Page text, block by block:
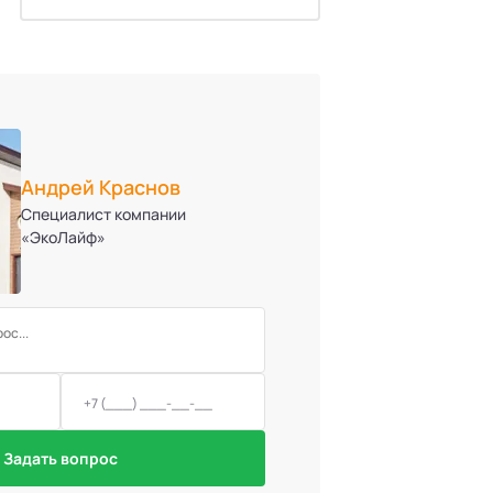
Андрей Краснов
Специалист компании
«ЭкоЛайф»
Задать вопрос